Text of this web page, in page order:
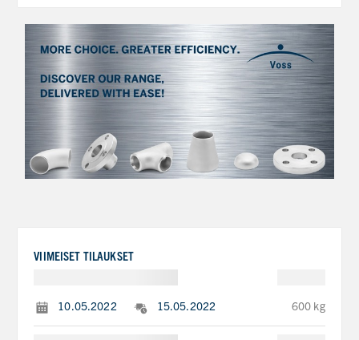
VIIMEISET TILAUKSET
10.05.2022 15.05.2022 600 kg